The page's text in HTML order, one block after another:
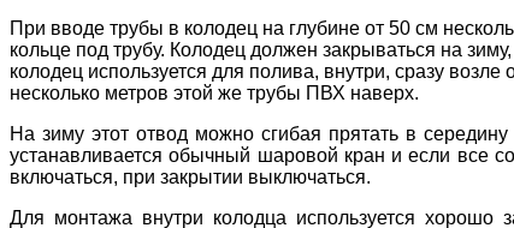
При вводе трубы в колодец на глубине от 50 см
кольце под трубу. Колодец должен закрываться на
колодец используется для полива, внутри, сразу возле
несколько метров этой же трубы ПВХ наверх.
На зиму этот отвод можно сгибая прятать в
устанавливается обычный шаровой кран и если все
включаться, при закрытии выключаться.
Для монтажа внутри колодца используется хорошо